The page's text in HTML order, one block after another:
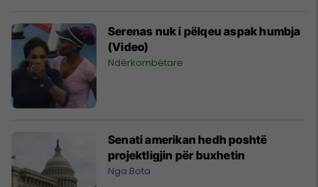
Serenas nuk i pëlqeu aspak humbja
(Video)
Ndërkombëtare
Senati amerikan hedh poshtë
projektligjin për buxhetin
Nga Bota